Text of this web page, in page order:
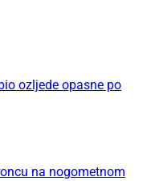
ozljede opasne po
na nogometnom